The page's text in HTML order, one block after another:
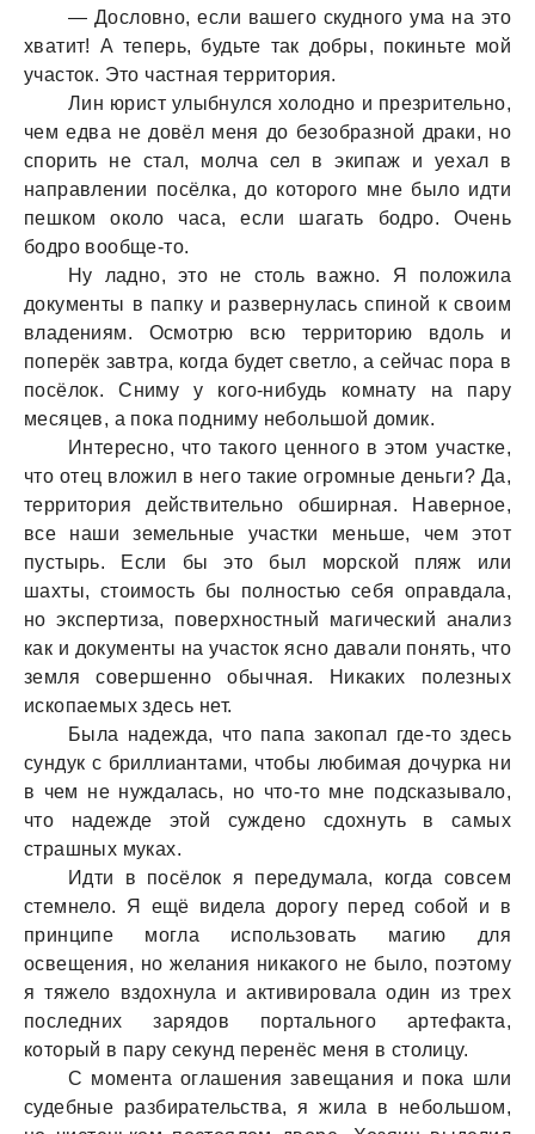
— Дословно, если вашего скудного ума на это
хватит! А теперь, будьте так добры, покиньте мой
участок. Это частная территория.
Лин юрист улыбнулся холодно и презрительно,
чем едва не довёл меня до безобразной драки, но
спорить не стал, молча сел в экипаж и уехал в
направлении посёлка, до которого мне было идти
пешком около часа, если шагать бодро. Очень
бодро вообще-то.
Ну ладно, это не столь важно. Я положила
документы в папку и развернулась спиной к своим
владениям. Осмотрю всю территорию вдоль и
поперёк завтра, когда будет светло, а сейчас пора в
посёлок. Сниму у кого-нибудь комнату на пару
месяцев, а пока подниму небольшой домик.
Интересно, что такого ценного в этом участке,
что отец вложил в него такие огромные деньги? Да,
территория действительно обширная. Наверное,
все наши земельные участки меньше, чем этот
пустырь. Если бы это был морской пляж или
шахты, стоимость бы полностью себя оправдала,
но экспертиза, поверхностный магический анализ
как и документы на участок ясно давали понять, что
земля совершенно обычная. Никаких полезных
ископаемых здесь нет.
Была надежда, что папа закопал где-то здесь
сундук с бриллиантами, чтобы любимая дочурка ни
в чем не нуждалась, но что-то мне подсказывало,
что надежде этой суждено сдохнуть в самых
страшных муках.
Идти в посёлок я передумала, когда совсем
стемнело. Я ещё видела дорогу перед собой и в
принципе могла использовать магию для
освещения, но желания никакого не было, поэтому
я тяжело вздохнула и активировала один из трех
последних зарядов портального артефакта,
который в пару секунд перенёс меня в столицу.
С момента оглашения завещания и пока шли
судебные разбирательства, я жила в небольшом,